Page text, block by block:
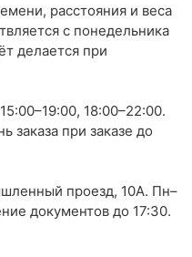
расстояния и веса
с понедельника
делается при
18:00–22:00.
заказа при заказе до
проезд, 10А. Пн–
документов до 17:30.